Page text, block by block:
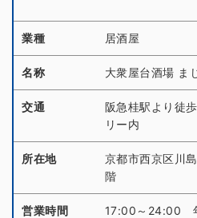
業種 居酒屋
名称 大衆屋台酒場 ま
交通
阪急桂駅より徒
リー内
所在地
京都市西京区川
階
営業時間 17:00～24:00